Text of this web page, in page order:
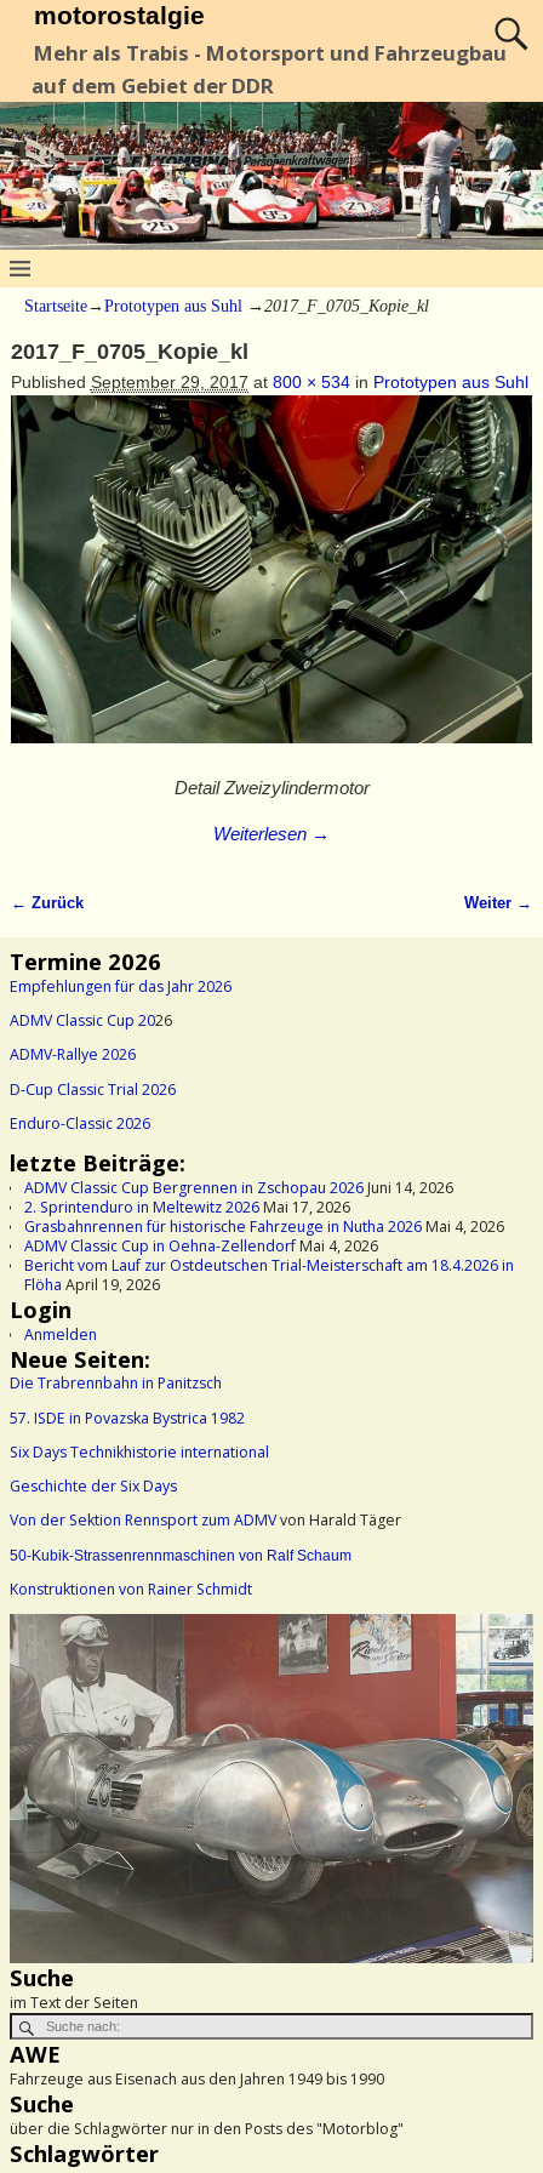
motorostalgie
Mehr als Trabis - Motorsport und Fahrzeugbau
auf dem Gebiet der DDR
Startseite→ Prototypen aus Suhl → 2017_F_0705_Kopie_kl
2017_F_0705_Kopie_kl
Published September 29, 2017 at 800 × 534in Prototypen aus Suhl
Detail Zweizylindermotor
Weiterlesen →
← Zurück Weiter →
Termine 2026
Empfehlungen für das Jahr 2026
ADMV Classic Cup 2026
ADMV-Rallye 2026
D-Cup Classic Trial 2026
Enduro-Classic 2026
letzte Beiträge:
ADMV Classic Cup Bergrennen in Zschopau 2026Juni 14, 2026
2. Sprintenduro in Meltewitz 2026Mai 17, 2026
Grasbahnrennen für historische Fahrzeuge in Nutha 2026Mai 4, 2026
ADMV Classic Cup in Oehna-ZellendorfMai 4, 2026
Bericht vom Lauf zur Ostdeutschen Trial-Meisterschaft am 18.4.2026 in
Flöha April 19, 2026
Login
Anmelden
Neue Seiten:
Die Trabrennbahn in Panitzsch
57. ISDE in Povazska Bystrica 1982
Six Days Technikhistorie international
Geschichte der Six Days
Von der Sektion Rennsport zum ADMVvon Harald Täger
50-Kubik-Strassenrennmaschinen von Ralf Schaum
Konstruktionen von Rainer Schmidt
Suche
im Text der Seiten
AWE
Fahrzeuge aus Eisenach aus den Jahren 1949 bis 1990
Suche
über die Schlagwörter nur in den Posts des "Motorblog"
Schlagwörter